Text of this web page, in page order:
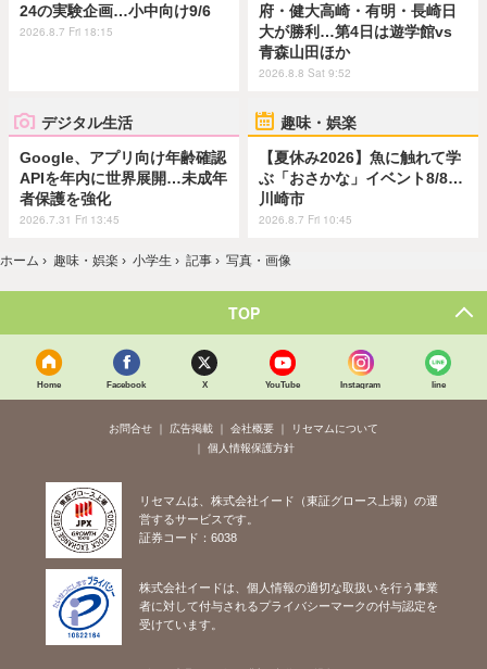
24の実験企画…小中向け9/6
2026.8.7 Fri 18:15
府・健大高崎・有明・長崎日
大が勝利…第4日は遊学館vs
青森山田ほか
2026.8.8 Sat 9:52
デジタル生活
Google、アプリ向け年齢確認
APIを年内に世界展開…未成年
者保護を強化
2026.7.31 Fri 13:45
趣味・娯楽
【夏休み2026】魚に触れて学
ぶ「おさかな」イベント8/8…
川崎市
2026.8.7 Fri 10:45
ホーム › 趣味・娯楽 › 小学生 › 記事 › 写真・画像
TOP
Home Facebook X YouTube Instagram line
お問合せ 広告掲載 会社概要
リセマムについて
個人情報保護方針
リセマムは、株式会社イード（東証グロース上場）の運
営するサービスです。
証券コード：6038
株式会社イードは、個人情報の適切な取扱いを行う事業
者に対して付与されるプライバシーマークの付与認定を
受けています。